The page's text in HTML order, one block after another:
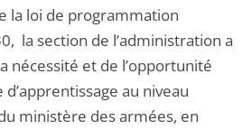
la loi de programmation
la section de l’administration a
nécessité et de l’opportunité
au niveau
ministère des armées, en